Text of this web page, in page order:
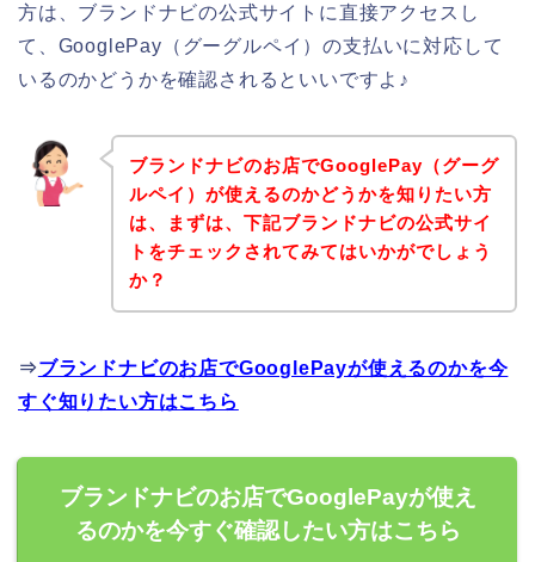
方は、ブランドナビの公式サイトに直接アクセスし
て、GooglePay（グーグルペイ）の支払いに対応して
いるのかどうかを確認されるといいですよ♪
ブランドナビのお店でGooglePay（グーグ
ルペイ）が使えるのかどうかを知りたい方
は、まずは、下記ブランドナビの公式サイ
トをチェックされてみてはいかがでしょう
か？
⇒ブランドナビのお店でGooglePayが使えるのかを今
すぐ知りたい方はこちら
ブランドナビのお店でGooglePayが使え
るのかを今すぐ確認したい方はこちら